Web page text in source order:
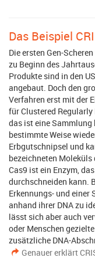
Das Beispiel
Die ersten Gen-
zu Beginn des
Produkte sind in den
angebaut. Doch den
Verfahren erst mit der
für Clustered
das ist eine
bestimmte Weise
Erbgutschnipsel und
bezeichneten
Cas9 ist ein Enzym,
durchschneiden kann.
Erkennungs- und einer
anhand ihrer DNA zu
lässt sich aber auch
oder Menschen
zusätzliche DNA-
Genauer erklärt